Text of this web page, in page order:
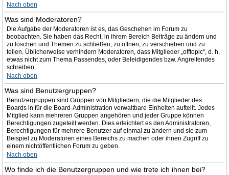
Nach oben
Was sind Moderatoren?
Die Aufgabe der Moderatoren ist es, das Geschehen im Forum zu
beobachten. Sie haben das Recht, in ihrem Bereich Beiträge zu ändern und
zu löschen und Themen zu schließen, zu öffnen, zu verschieben und zu
teilen. Üblicherweise verhindern Moderatoren, dass Mitglieder „offtopic“, d. h.
etwas nicht zum Thema Passendes, oder Beleidigendes bzw. Angreifendes
schreiben.
Nach oben
Was sind Benutzergruppen?
Benutzergruppen sind Gruppen von Mitgliedern, die die Mitglieder des
Boards in für die Board-Administration verwaltbare Einheiten aufteilt. Jedes
Mitglied kann mehreren Gruppen angehören und jeder Gruppe können
Berechtigungen zugeteilt werden. Dies erleichtert es den Administratoren,
Berechtigungen für mehrere Benutzer auf einmal zu ändern und sie zum
Beispiel zu Moderatoren eines Bereichs zu machen oder ihnen Zugriff zu
einem nichtöffentlichen Forum zu geben.
Nach oben
Wo finde ich die Benutzergruppen und wie trete ich ihnen bei?